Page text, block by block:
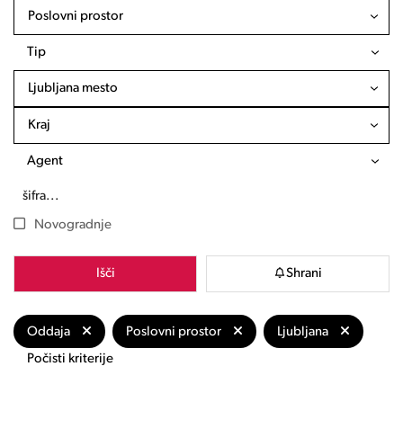
Poslovni prostor
Tip
Ljubljana mesto
Kraj
Agent
Novogradnje
Išči Shrani
Oddaja Poslovni prostor
Ljubljana
Počisti kriterije